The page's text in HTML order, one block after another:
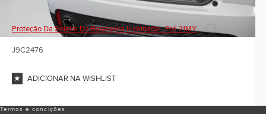
Proteção Da Soleira Da Bagageira Iluminada - Pré 21MY
J9C2476
ADICIONAR NA WISHLIST
Termos e conciҫões